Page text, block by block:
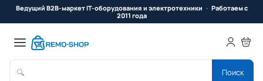
Ведущий B2B-маркет IT-оборудования и электротехники
Работаем с
2011 года
🔍 Поиск